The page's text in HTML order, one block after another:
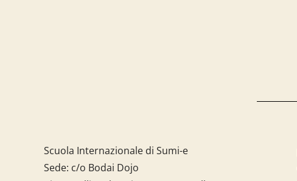
Scuola Internazionale di Sumi-e
Sede: c/o Bodai Dojo